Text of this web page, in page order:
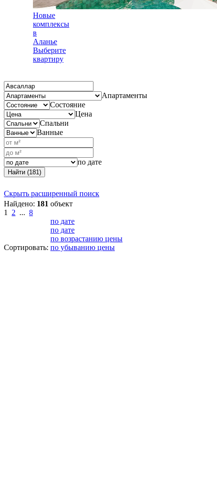
Новые
комплексы
в
Аланье
Выберите
квартиру
Апартаменты
Состояние
Цена
Спальни
Ванные
по дате
Найти (181)
Скрыть расширенный поиск
Найдено: 181 объект
1
2 ... 8
Сортировать:
по дате
по дате
по возрастанию цены
по убыванию цены